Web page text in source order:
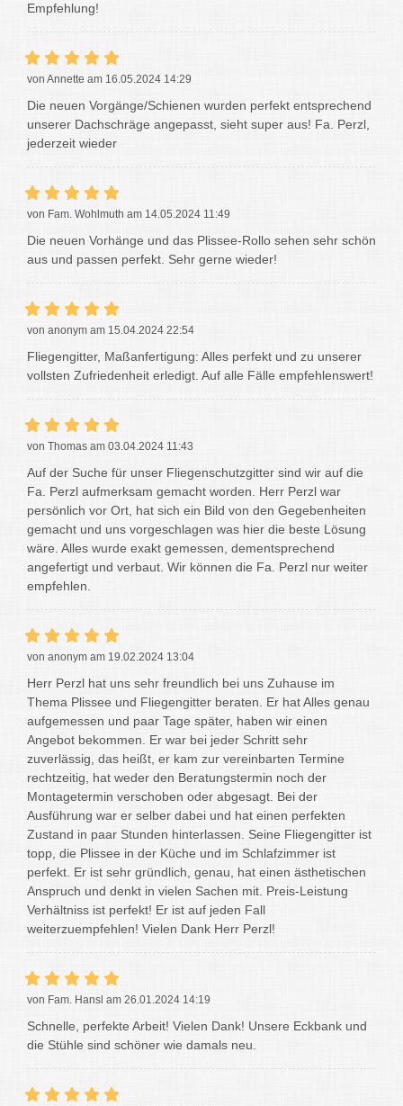
Empfehlung!
von Annette am 16.05.2024 14:29
Die neuen Vorgänge/Schienen wurden perfekt entsprechend
unserer Dachschräge angepasst, sieht super aus! Fa. Perzl,
jederzeit wieder
von Fam. Wohlmuth am 14.05.2024 11:49
Die neuen Vorhänge und das Plissee-Rollo sehen sehr schön
aus und passen perfekt. Sehr gerne wieder!
von anonym am 15.04.2024 22:54
Fliegengitter, Maßanfertigung: Alles perfekt und zu unserer
vollsten Zufriedenheit erledigt. Auf alle Fälle empfehlenswert!
von Thomas am 03.04.2024 11:43
Auf der Suche für unser Fliegenschutzgitter sind wir auf die
Fa. Perzl aufmerksam gemacht worden. Herr Perzl war
persönlich vor Ort, hat sich ein Bild von den Gegebenheiten
gemacht und uns vorgeschlagen was hier die beste Lösung
wäre. Alles wurde exakt gemessen, dementsprechend
angefertigt und verbaut. Wir können die Fa. Perzl nur weiter
empfehlen.
von anonym am 19.02.2024 13:04
Herr Perzl hat uns sehr freundlich bei uns Zuhause im
Thema Plissee und Fliegengitter beraten. Er hat Alles genau
aufgemessen und paar Tage später, haben wir einen
Angebot bekommen. Er war bei jeder Schritt sehr
zuverlässig, das heißt, er kam zur vereinbarten Termine
rechtzeitig, hat weder den Beratungstermin noch der
Montagetermin verschoben oder abgesagt. Bei der
Ausführung war er selber dabei und hat einen perfekten
Zustand in paar Stunden hinterlassen. Seine Fliegengitter ist
topp, die Plissee in der Küche und im Schlafzimmer ist
perfekt. Er ist sehr gründlich, genau, hat einen ästhetischen
Anspruch und denkt in vielen Sachen mit. Preis-Leistung
Verhältniss ist perfekt! Er ist auf jeden Fall
weiterzuempfehlen! Vielen Dank Herr Perzl!
von Fam. Hansl am 26.01.2024 14:19
Schnelle, perfekte Arbeit! Vielen Dank! Unsere Eckbank und
die Stühle sind schöner wie damals neu.